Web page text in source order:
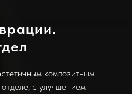
композитным
с улучшением